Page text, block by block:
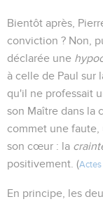
Bientôt après,
conviction ? Non,
déclarée une
à celle de Paul sur
qu'il ne professait
son Maître dans la
commet une faute,
son cœur : la
positivement. (Actes
En principe, les